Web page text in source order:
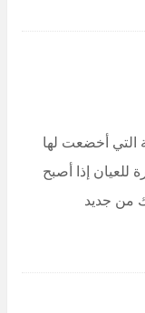
التي أخضعت لها
للعيان إذا أصبح
من جديد